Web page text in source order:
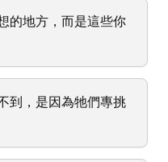
的地方，而是這些你
到，是因為牠們專挑